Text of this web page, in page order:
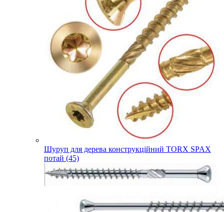
Шуруп для дерева конструкційний TORX SPAX
потай (45)